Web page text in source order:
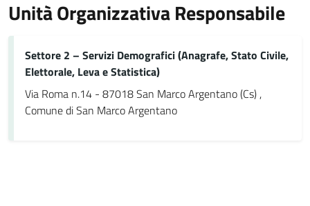
Unità Organizzativa Responsabile
Settore 2 – Servizi Demografici (Anagrafe, Stato Civile,
Elettorale, Leva e Statistica)
Via Roma n.14 - 87018 San Marco Argentano (Cs) ,
Comune di San Marco Argentano